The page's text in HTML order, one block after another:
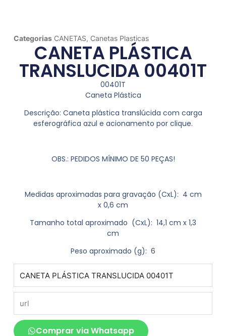
Categorias CANETAS, Canetas Plasticas
CANETA PLÁSTICA
TRANSLUCIDA 00401T
00401T
Caneta Plástica
Descrição: Caneta plástica translúcida com carga
esferográfica azul e acionamento por clique.
OBS.: PEDIDOS MÍNIMO DE 50 PEÇAS!
Medidas aproximadas para gravação (CxL): 4 cm
x 0,6 cm
Tamanho total aproximado (CxL): 14,1 cm x 1,3
cm
Peso aproximado (g): 6
Comprar via Whatsapp